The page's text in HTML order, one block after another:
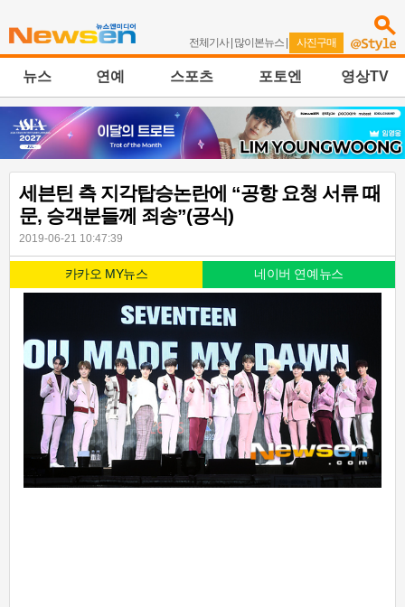
전체기사| 많이본뉴스 | 사진구매
뉴스 연예 스포츠 포토엔 영상TV
세븐틴 측 지각탑승논란에 “공항 요청 서류 때
문, 승객분들께 죄송”(공식)
2019-06-21 10:47:39
카카오 MY뉴스 네이버 연예뉴스